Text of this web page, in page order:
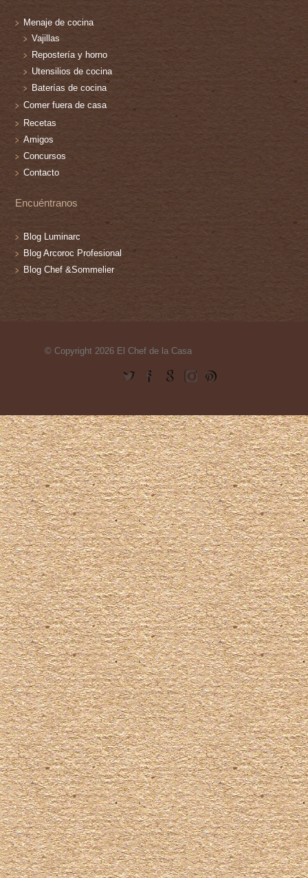
Menaje de cocina
Vajillas
Repostería y horno
Utensilios de cocina
Baterías de cocina
Comer fuera de casa
Recetas
Amigos
Concursos
Contacto
Encuéntranos
Blog Luminarc
Blog Arcoroc Profesional
Blog Chef &Sommelier
© Copyright 2026 El Chef de la Casa